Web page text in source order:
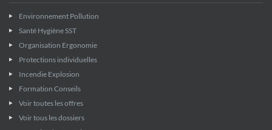
Environnement Pollution
Santé Hygiène SST
Organisation Ergonomie
Protections individuelles
Incendie Explosion
Formation Conseils
Voir toutes les offres
Voir tous les dossiers